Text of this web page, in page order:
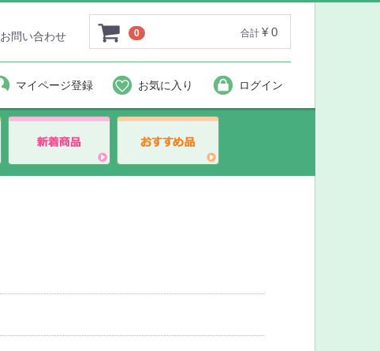
お問い合わせ 0 合計 ¥ 0
マイページ登録 お気に入り ログイン